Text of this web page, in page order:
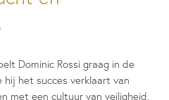
Dominic Rossi graag in de
hij het succes verklaart van
met een cultuur van veiligheid,